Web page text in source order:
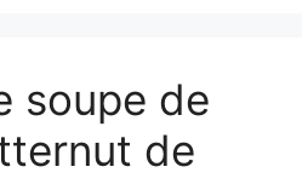
soupe de
de